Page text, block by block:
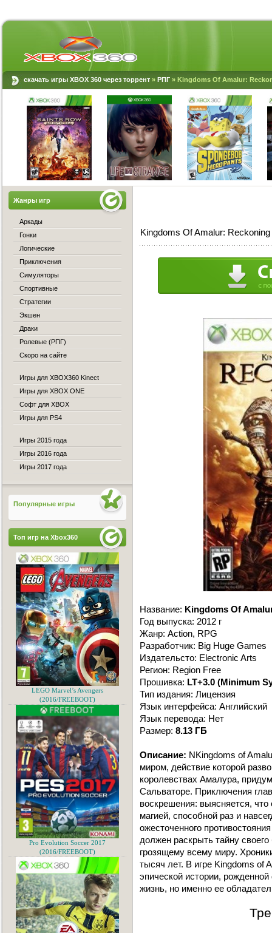
скачать игры XBOX 360 через торрент » РПГ » Kingdoms Of Amalur:
Kingdoms Of Amalur:
Название: Kingdoms Of
Год выпуска: 2012 г
Жанр: Action, RPG
Разработчик: Big Huge Games
Издательсто: Electronic Arts
Регион: Region Free
Прошивка: LT+3.0 (Minimum
Тип издания: Лицензия
Язык интерфейса: Английский
Язык перевода: Нет
Размер: 8.13 ГБ
Описание: NKingdoms of
миром, действие которой
королевствах Амалура,
Сальваторе. Приключения
воскрешения: выясняется,
магией, способной раз и
ожесточенного
должен раскрыть тайну
грозящему всему миру.
тысяч лет. В игре Kingdoms of
эпической истории,
жизнь, но именно ее
Жанры игр
Аркады
Гонки
Логические
Приключения
Симуляторы
Спортивные
Стратегии
Экшен
Драки
Ролевые (РПГ)
Скоро на сайте
Игры для XBOX360 Kinect
Игры для XBOX ONE
Софт для XBOX
Игры для PS4
Игры 2015 года
Игры 2016 года
Игры 2017 года
Популярные игры
Топ игр на Xbox360
LEGO Marvel’s Avengers
(2016/FREEBOOT)
Pro Evolution Soccer 2017
(2016/FREEBOOT)